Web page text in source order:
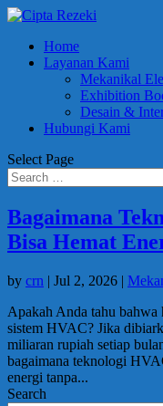
Home
Layanan Kami
Mekanikal
Exhibition
Desain &
Hubungi Kami
Select Page
Bagaimana
Bisa Hemat
by crn | Jul 2, 2026 |
Apakah Anda tahu
sistem HVAC? Jika
miliaran rupiah setiap
bagaimana teknologi
energi tanpa...
Search